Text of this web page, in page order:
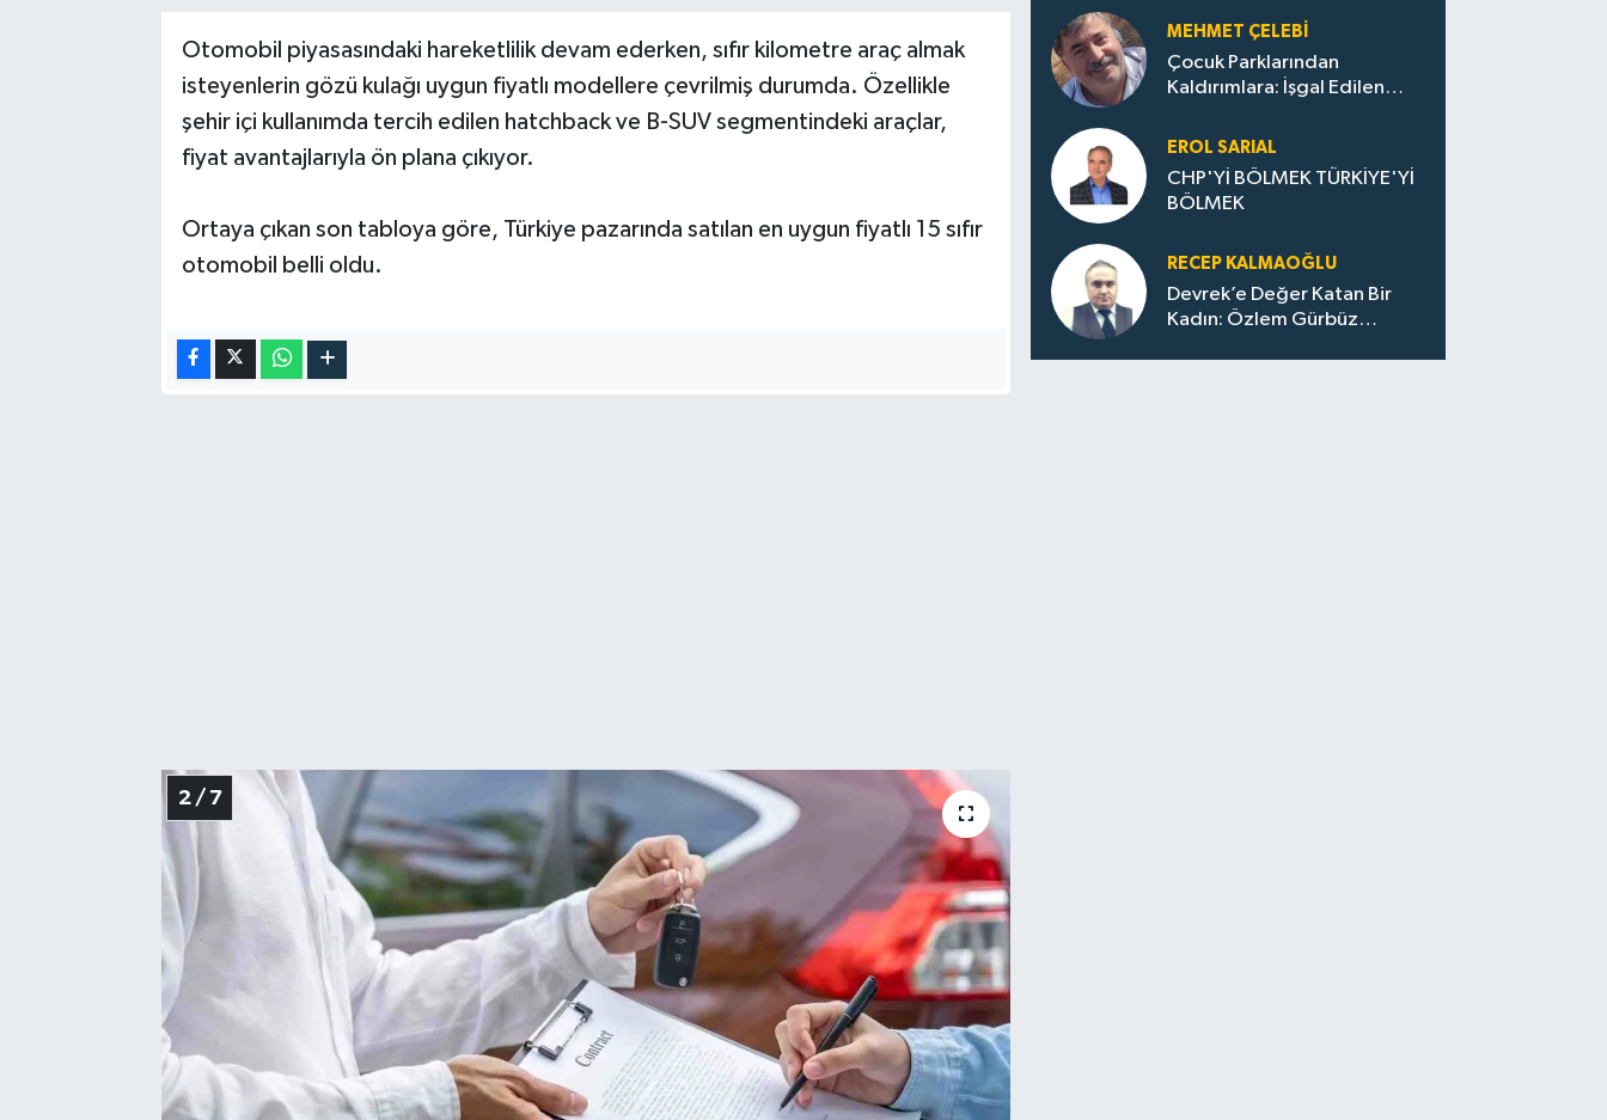
Otomobil piyasasındaki hareketlilik devam ederken, sıfır kilometre araç almak
isteyenlerin gözü kulağı uygun fiyatlı modellere çevrilmiş durumda. Özellikle
şehir içi kullanımda tercih edilen hatchback ve B-SUV segmentindeki araçlar,
fiyat avantajlarıyla ön plana çıkıyor.
Ortaya çıkan son tabloya göre, Türkiye pazarında satılan en uygun fiyatlı 15 sıfır
otomobil belli oldu.
2 / 7
MEHMET ÇELEBI
Çocuk Parklarından
Kaldırımlara: İşgal Edilen
Evler Çöp Dolu
EROL SARIAL
CHP'Yİ BÖLMEK TÜRKİYE'Yİ
BÖLMEK
RECEP KALMAOĞLU
Devrek’e Değer Katan Bir
Kadın: Özlem Gürbüz